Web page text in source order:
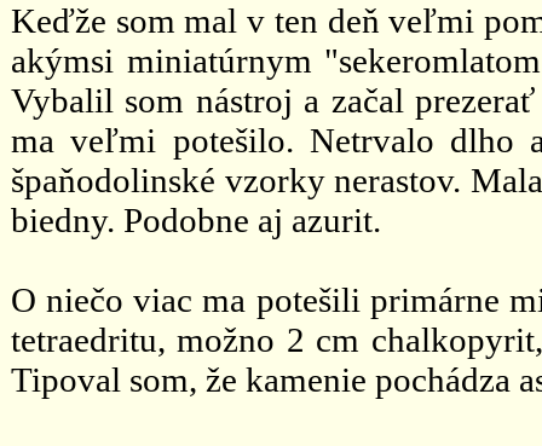
Keďže som mal v ten deň veľmi
akýmsi miniatúrnym
Vybalil som nástroj a začal
ma veľmi potešilo. Netrvalo dlho
špaňodolinské vzorky nerastov.
biedny. Podobne aj azurit.
O niečo viac ma potešili primárne
tetraedritu, možno 2 cm
Tipoval som, že kamenie pochádza